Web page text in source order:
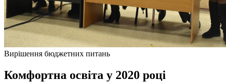
Вирішення бюджетних питань
Комфортна освіта у 2020 році